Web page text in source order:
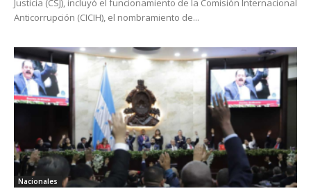
Justicia (CSJ), incluyó el funcionamiento de la Comisión Internacional
Anticorrupción (CICIH), el nombramiento de...
Nacionales